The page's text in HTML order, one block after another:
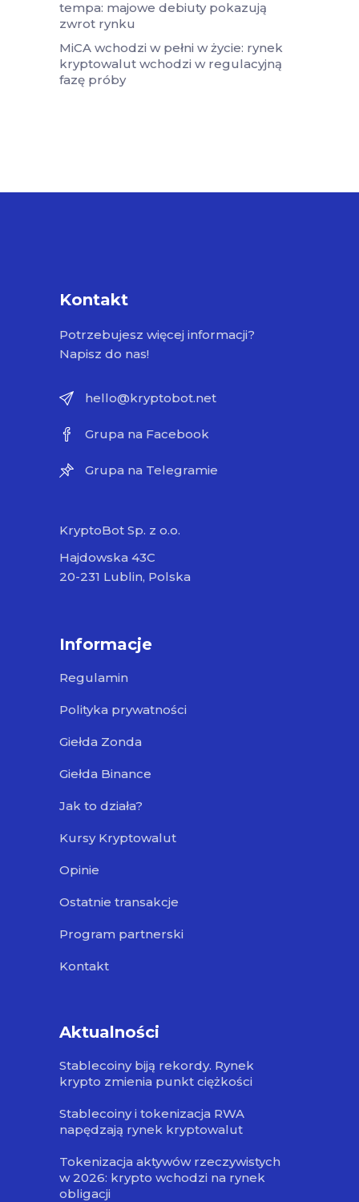
tempa: majowe debiuty pokazują
zwrot rynku
MiCA wchodzi w pełni w życie: rynek
kryptowalut wchodzi w regulacyjną
fazę próby
Kontakt
Potrzebujesz więcej informacji?
Napisz do nas!
hello@kryptobot.net
Grupa na Facebook
Grupa na Telegramie
KryptoBot Sp. z o.o.
Hajdowska 43C
20-231 Lublin, Polska
Informacje
Regulamin
Polityka prywatności
Giełda Zonda
Giełda Binance
Jak to działa?
Kursy Kryptowalut
Opinie
Ostatnie transakcje
Program partnerski
Kontakt
Aktualności
Stablecoiny biją rekordy. Rynek
krypto zmienia punkt ciężkości
Stablecoiny i tokenizacja RWA
napędzają rynek kryptowalut
Tokenizacja aktywów rzeczywistych
w 2026: krypto wchodzi na rynek
obligacji